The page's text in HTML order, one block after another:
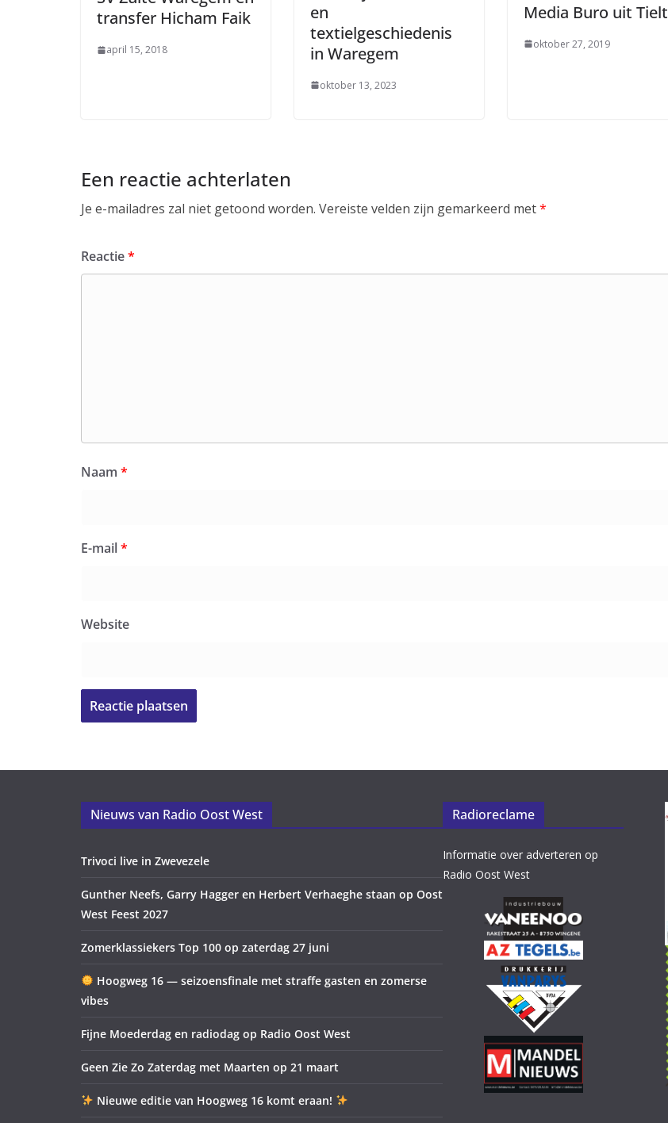
transfer Hicham Faik
april 15, 2018
en
textielgeschiedenis
in Waregem
oktober 13, 2023
Media Buro uit Tielt
oktober 27, 2019
Een reactie achterlaten
Je e-mailadres zal niet getoond worden. Vereiste velden zijn gemarkeerd met*
Reactie*
Naam *
E-mail*
Website
Nieuws van Radio Oost West
Trivoci live in Zwevezele
Gunther Neefs, Garry Hagger en Herbert Verhaeghe staan op Oost
West Feest 2027
Zomerklassiekers Top 100 op zaterdag 27 juni
Hoogweg 16 — seizoensfinale met straffe gasten en zomerse
vibes
Fijne Moederdag en radiodag op Radio Oost West
Geen Zie Zo Zaterdag met Maarten op 21 maart
Nieuwe editie van Hoogweg 16 komt eraan!
Radioreclame
Informatie over adverteren op
Radio Oost West